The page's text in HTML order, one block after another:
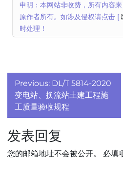
申明：本网站非收费，所有内容
原作者所有。如涉及侵权请点击 [
时处理！
文
章
导
航
Previous: DL/T 5814-2020
变电站、换流站土建工程施
工质量验收规程
发表回复
您的邮箱地址不会被公开。 必填